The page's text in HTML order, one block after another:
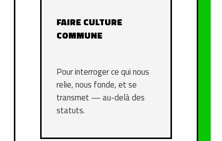
FAIRE CULTURE
COMMUNE
Pour interroger ce qui nous
relie, nous fonde, et se
transmet — au-delà des
statuts.